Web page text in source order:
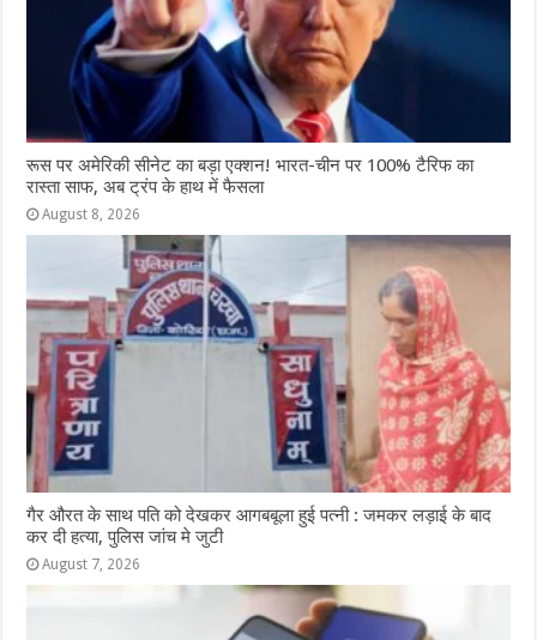
रूस पर अमेरिकी सीनेट का बड़ा एक्शन! भारत-चीन पर 100% टैरिफ का
रास्ता साफ, अब ट्रंप के हाथ में फैसला
August 8, 2026
गैर औरत के साथ पति को देखकर आगबबूला हुई पत्नी : जमकर लड़ाई के बाद
कर दी हत्या, पुलिस जांच मे जुटी
August 7, 2026